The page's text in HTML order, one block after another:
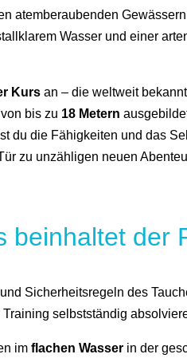
atemberaubenden
Wasser und einer
Kurs an – die weltweit
bis zu 18 Metern
du die Fähigkeiten und das
zu unzähligen neuen
beinhaltet der
Sicherheitsregeln des
selbstständig
imflachen Wasser in der